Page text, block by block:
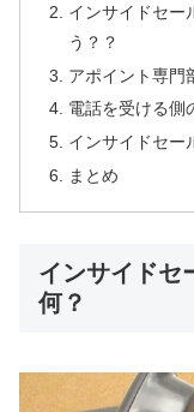
インサイドセー
う？？
アポイント専門
電話を受ける側
インサイドセー
まとめ
インサイドセ
何？